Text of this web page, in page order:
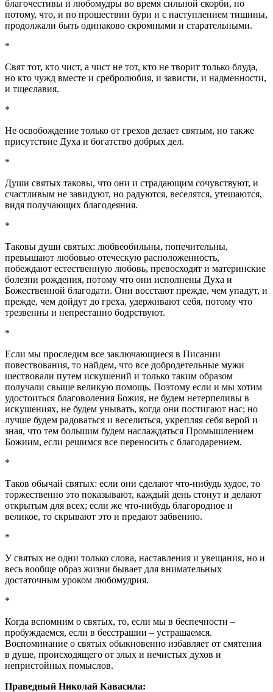
благочестивы и любомудры во время сильной скорби, но
потому, что, и по прошествии бури и с наступлением тишины,
продолжали быть одинаково скромными и старательными.
*
Свят тот, кто чист, а чист не тот, кто не творит только блуда,
но кто чужд вместе и сребролюбия, и зависти, и надменности,
и тщеславия.
*
Не освобождение только от грехов делает святым, но также
присутствие Духа и богатство добрых дел.
*
Души святых таковы, что они и страдающим сочувствуют, и
счастливым не завидуют, но радуются, веселятся, утешаются,
видя получающих благодеяния.
*
Таковы души святых: любвеобильны, попечительны,
превышают любовью отеческую расположенность,
побеждают естественную любовь, превосходят и материнские
болезни рождения, потому что они исполнены Духа и
Божественной благодати. Они восстают прежде, чем упадут, и
прежде, чем дойдут до греха, удерживают себя, потому что
трезвенны и непрестанно бодрствуют.
*
Если мы проследим все заключающиеся в Писании
повествования, то найдем, что все добродетельные мужи
шествовали путем искушений и только таким образом
получали свыше великую помощь. Поэтому если и мы хотим
удостоиться благоволения Божия, не будем нетерпеливы в
искушениях, не будем унывать, когда они постигают нас; но
лучше будем радоваться и веселиться, укрепляя себя верой и
зная, что тем большим будем наслаждаться Промышлением
Божиим, если решимся все переносить с благодарением.
*
Таков обычай святых: если они сделают что-нибудь худое, то
торжественно это показывают, каждый день стонут и делают
открытым для всех; если же что-нибудь благородное и
великое, то скрывают это и предают забвению.
*
У святых не одни только слова, наставления и увещания, но и
весь вообще образ жизни бывает для внимательных
достаточным уроком любомудрия.
*
Когда вспомним о святых, то, если мы в беспечности –
пробуждаемся, если в бесстрашии – устрашаемся.
Воспоминание о святых обыкновенно избавляет от смятения
в душе, происходящего от злых и нечистых духов и
непристойных помыслов.
Праведный Николай Кавасила: